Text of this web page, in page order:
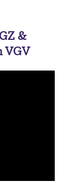
&
VGV